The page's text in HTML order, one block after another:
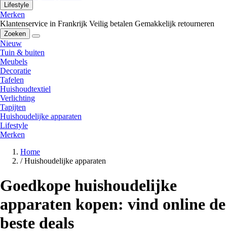
Lifestyle
Merken
Klantenservice in Frankrijk Veilig betalen Gemakkelijk retourneren
Zoeken
Nieuw
Tuin & buiten
Meubels
Decoratie
Tafelen
Huishoudtextiel
Verlichting
Tapijten
Huishoudelijke apparaten
Lifestyle
Merken
Home
/ Huishoudelijke apparaten
Goedkope huishoudelijke
apparaten kopen: vind online de
beste deals